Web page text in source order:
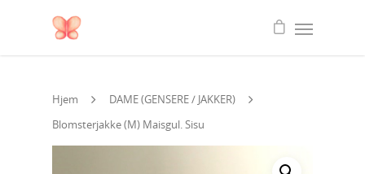
Hjem
DAME (GENSERE / JAKKER)
Blomsterjakke (M) Maisgul. Sisu